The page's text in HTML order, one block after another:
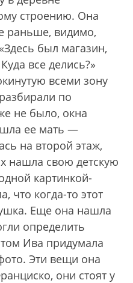
строению. Она
раньше, видимо,
был магазин,
все делись?»
всеми зону
по
не было, окна
ее мать —
на второй этаж,
нашла свою детскую
картинкой-
что когда-то этот
Еще она нашла
определить
Ива придумала
Эти вещи она
они стоят у